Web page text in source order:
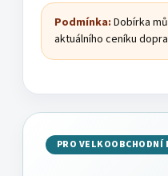
Podmínka: Dobírka
aktuálního ceníku
PRO VELKOOBCHODNÍ